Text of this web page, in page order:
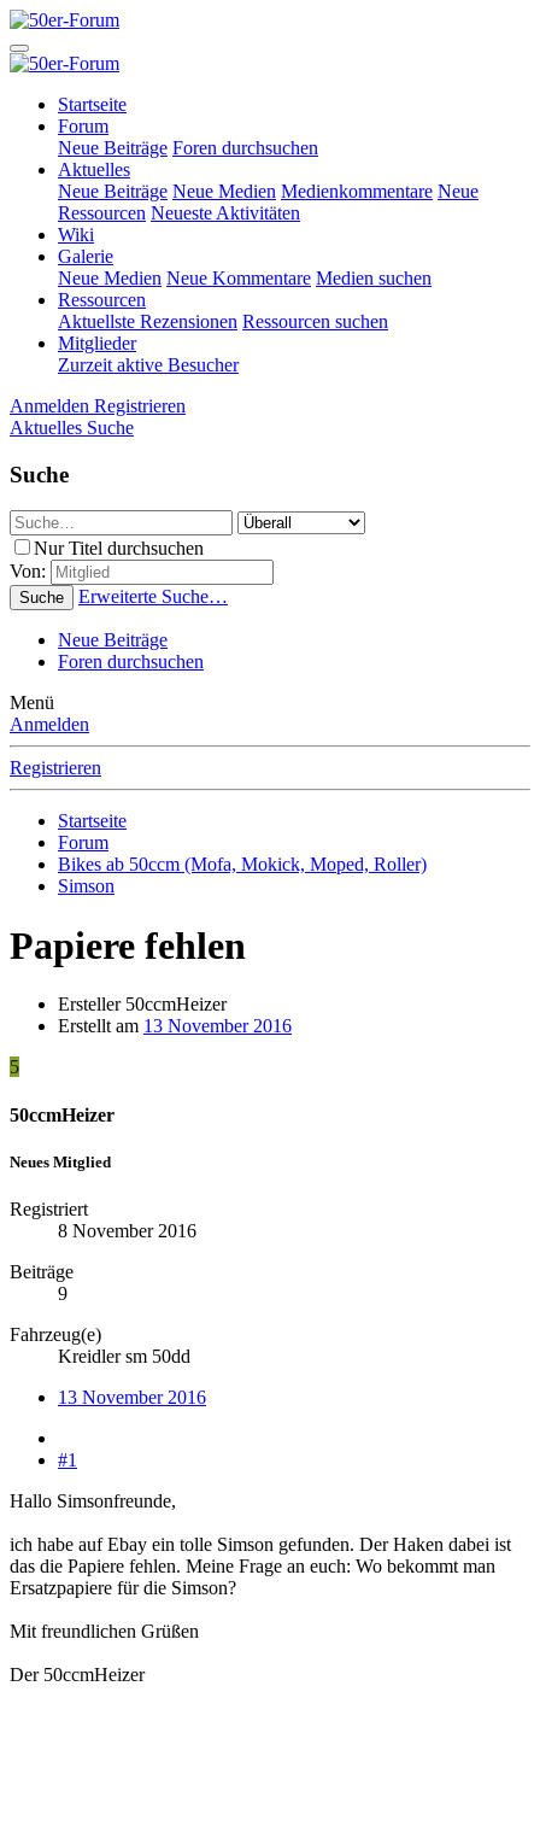
Startseite
Forum
Neue Beiträge Foren durchsuchen
Aktuelles
Neue Beiträge Neue Medien Medienkommentare Neue
Ressourcen Neueste Aktivitäten
Wiki
Galerie
Neue Medien Neue Kommentare Medien suchen
Ressourcen
Aktuellste Rezensionen Ressourcen suchen
Mitglieder
Zurzeit aktive Besucher
Anmelden Registrieren
Aktuelles Suche
Suche
Nur Titel durchsuchen
Von:
Suche Erweiterte Suche…
Neue Beiträge
Foren durchsuchen
Menü
Anmelden
Registrieren
Startseite
Forum
Bikes ab 50ccm (Mofa, Mokick, Moped, Roller)
Simson
Papiere fehlen
Ersteller50ccmHeizer
Erstellt am 13 November 2016
5
50ccmHeizer
Neues Mitglied
Registriert
8 November 2016
Beiträge
9
Fahrzeug(e)
Kreidler sm 50dd
13 November 2016
#1
Hallo Simsonfreunde,
ich habe auf Ebay ein tolle Simson gefunden. Der Haken dabei ist
das die Papiere fehlen. Meine Frage an euch: Wo bekommt man
Ersatzpapiere für die Simson?
Mit freundlichen Grüßen
Der 50ccmHeizer